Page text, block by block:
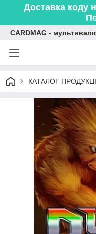
Доставка коду
CARDMAG -
КАТАЛОГ